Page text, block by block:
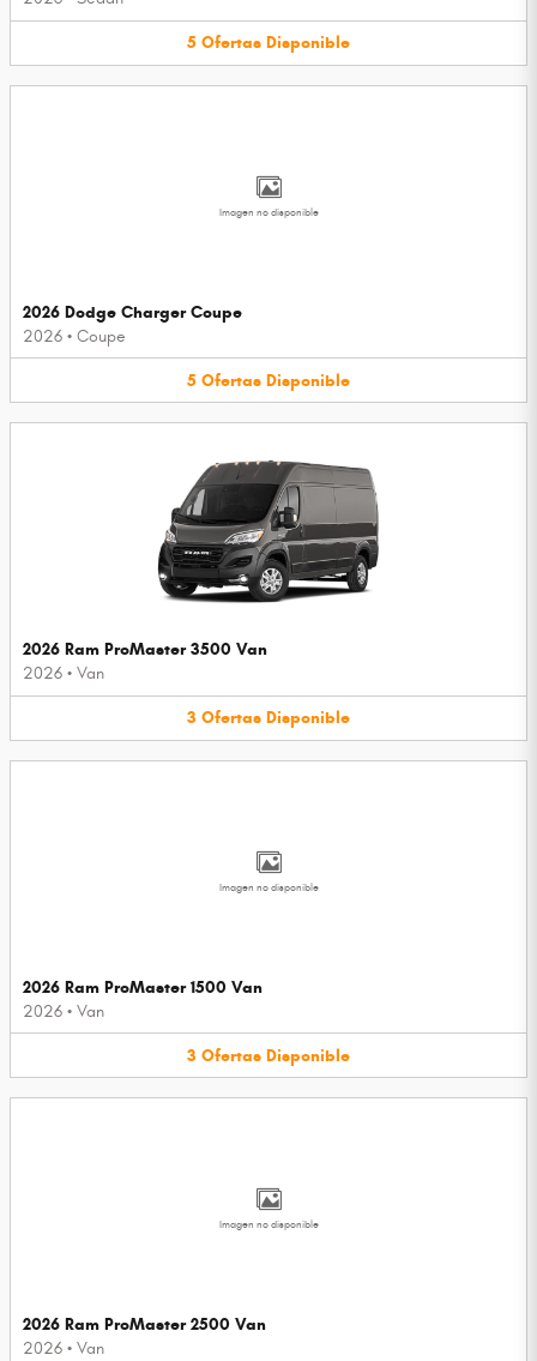
5 Ofertas Disponible
Imagen no disponible
2026 Dodge Charger Coupe
2026 • Coupe
5 Ofertas Disponible
2026 Ram ProMaster 3500 Van
2026 • Van
3 Ofertas Disponible
Imagen no disponible
2026 Ram ProMaster 1500 Van
2026 • Van
3 Ofertas Disponible
Imagen no disponible
2026 Ram ProMaster 2500 Van
2026 • Van